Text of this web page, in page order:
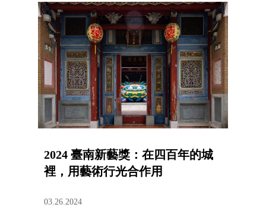
2024 臺南新藝獎：在四百年的城
裡，用藝術行光合作用
03.26.2024